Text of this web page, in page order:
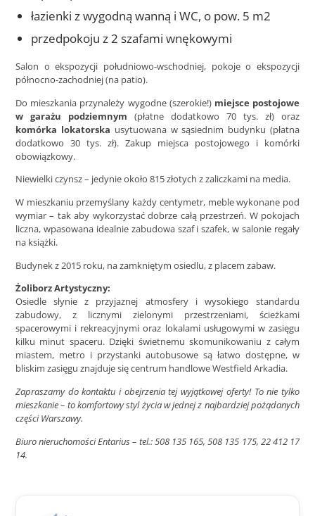
łazienki z wygodną wanną i WC, o pow. 5 m2
przedpokoju z 2 szafami wnękowymi
Salon o ekspozycji południowo-wschodniej, pokoje o ekspozycji
północno-zachodniej (na patio).
Do mieszkania przynależy wygodne (szerokie!) miejsce postojowe
w garażu podziemnym (płatne dodatkowo 70 tys. zł) oraz
komórka lokatorska usytuowana w sąsiednim budynku (płatna
dodatkowo 30 tys. zł). Zakup miejsca postojowego i komórki
obowiązkowy.
Niewielki czynsz – jedynie około 815 złotych z zaliczkami na media.
W mieszkaniu przemyślany każdy centymetr, meble wykonane pod
wymiar – tak aby wykorzystać dobrze całą przestrzeń. W pokojach
liczna, wpasowana idealnie zabudowa szaf i szafek, w salonie regały
na książki.
Budynek z 2015 roku, na zamkniętym osiedlu, z placem zabaw.
Żoliborz Artystyczny:
Osiedle słynie z przyjaznej atmosfery i wysokiego standardu
zabudowy, z licznymi zielonymi przestrzeniami, ścieżkami
spacerowymi i rekreacyjnymi oraz lokalami usługowymi w zasięgu
kilku minut spaceru. Dzięki świetnemu skomunikowaniu z całym
miastem, metro i przystanki autobusowe są łatwo dostępne, w
bliskim zasięgu znajduje się centrum handlowe Westfield Arkadia.
Zapraszamy do kontaktu i obejrzenia tej wyjątkowej oferty! To nie tylko
mieszkanie – to komfortowy styl życia w jednej z najbardziej pożądanych
części Warszawy.
Biuro nieruchomości Entarius – tel.: 508 135 165, 508 135 175, 22 412 17
14.